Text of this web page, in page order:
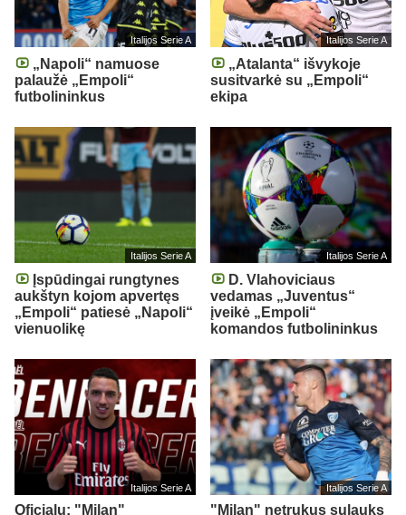
Italijos Serie A
„Napoli“ namuose
palaužė „Empoli“
futbolininkus
Italijos Serie A
„Atalanta“ išvykoje
susitvarkė su „Empoli“
ekipa
Italijos Serie A
Įspūdingai rungtynes
aukštyn kojom apvertęs
„Empoli“ patiesė „Napoli“
vienuolikę
Italijos Serie A
D. Vlahoviciaus
vedamas „Juventus“
įveikė „Empoli“
komandos futbolininkus
Italijos Serie A
Oficialu: "Milan"
Italijos Serie A
"Milan" netrukus sulauks